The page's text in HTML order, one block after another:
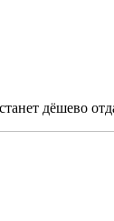
дёшево